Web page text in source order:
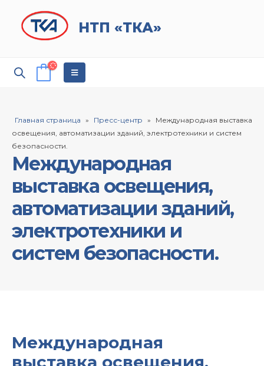
НТП «ТКА»
Главная страница » Пресс-центр »
Международная выставка
освещения, автоматизации зданий, электротехники и систем
безопасности.
Международная
выставка освещения,
автоматизации зданий,
электротехники и
систем безопасности.
Международная
выставка освещения,